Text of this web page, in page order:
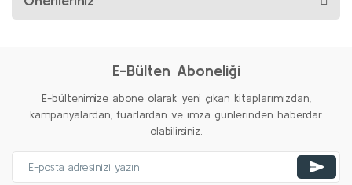
E-Bülten Aboneliği
E-bültenimize abone olarak yeni çıkan kitaplarımızdan,
kampanyalardan, fuarlardan ve imza günlerinden haberdar
olabilirsiniz.